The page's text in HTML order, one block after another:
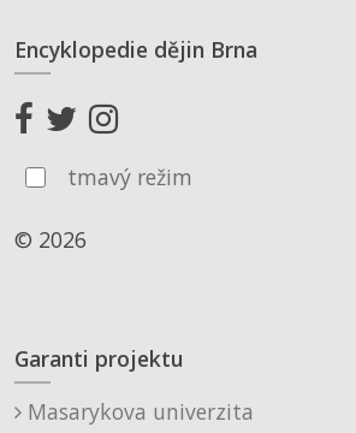
Encyklopedie dějin Brna
tmavý režim
© 2026
Garanti projektu
Masarykova univerzita